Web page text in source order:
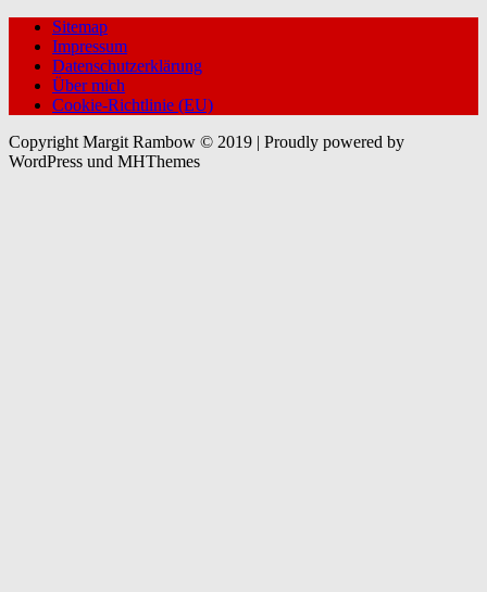
Sitemap
Impressum
Datenschutzerklärung
Über mich
Cookie-Richtlinie (EU)
Copyright Margit Rambow © 2019 | Proudly powered by
WordPress und MHThemes